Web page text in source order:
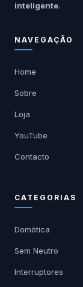
inteligente.
NAVEGAÇÃO
Home
Sobre
Loja
YouTube
Contacto
CATEGORIAS
Domótica
Sem Neutro
Interruptores